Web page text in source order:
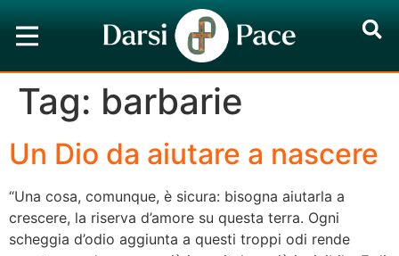
Tag: barbarie
Un Dio da aiutare a nascere
“Una cosa, comunque, è sicura: bisogna aiutarla a
crescere, la riserva d’amore su questa terra. Ogni
scheggia d’odio aggiunta a questi troppi odi rende